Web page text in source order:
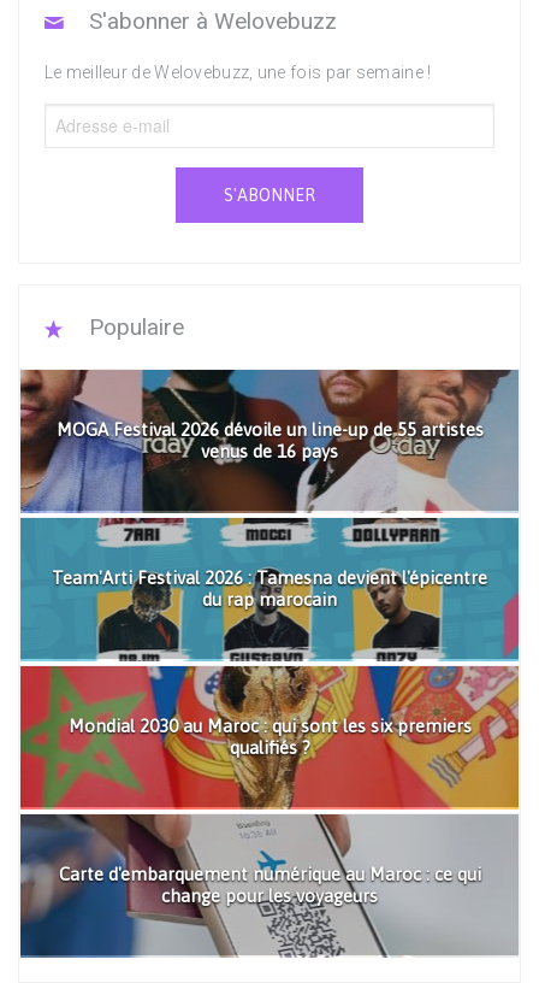
S'abonner à Welovebuzz
Le meilleur de Welovebuzz, une fois par semaine !
S'ABONNER
Populaire
MOGA Festival 2026 dévoile un line-up de 55 artistes
venus de 16 pays
Team'Arti Festival 2026 : Tamesna devient l'épicentre
du rap marocain
Mondial 2030 au Maroc : qui sont les six premiers
qualifiés ?
Carte d'embarquement numérique au Maroc : ce qui
change pour les voyageurs